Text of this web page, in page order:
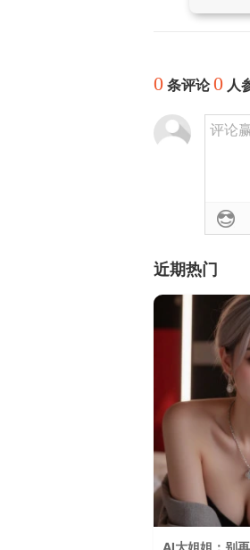
0 条评论0 人
评论
近期热门